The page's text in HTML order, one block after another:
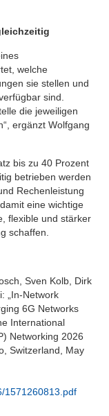
welche
sie stellen und
sind.
die jeweiligen
ergänzt Wolfgang
bis zu 40 Prozent
betrieben werden
Rechenleistung
eine wichtige
flexible und stärker
schaffen.
Sven Kolb, Dirk
„In-Network
6G Networks
International
Networking 2026
Switzerland, May
1571260813.pdf